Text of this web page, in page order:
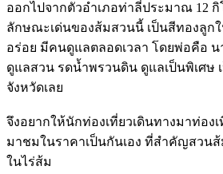
ออกไปจากตัวอำเภอท่าลี่ประมาณ 12 กิ
ลักษณะเด่นของส้มสวนนี้ เป็นสีทองลูก
อร่อย มีคนดูแลตลอดเวลา โดยพ่อคือ น
ดูแลสวน รดน้ำพรวนดิน ดูแลเป็นพิเศษ
จังหวัดเลย
จึงอยากให้นักท่องเที่ยวเดินทางมาท่อง
มาชมในราคาเป็นกันเอง ที่สำคัญสวน
ในไร่ส้ม